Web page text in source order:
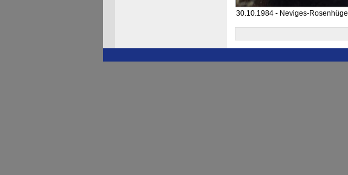
30.10.1984 - Neviges-Rosenhügel